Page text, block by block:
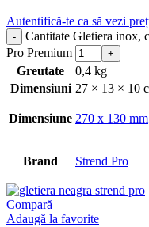
Autentifică-te ca să vezi
Cantitate Gletiera inox,
Pro Premium
Greutate
0,4 kg
Dimensiuni 27 × 13 × 10
Dimensiune 270 x 130 mm
Brand Strend Pro
Compară
Adaugă la favorite